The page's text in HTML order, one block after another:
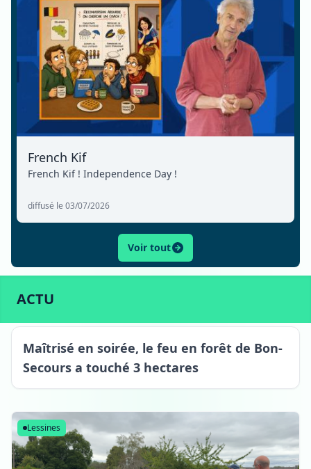
French Kif
French Kif ! Independence Day !
diffusé le 03/07/2026
Voir tout
ACTU
Bon-Secours
Maîtrisé en soirée, le feu en forêt de Bon-
Secours a touché 3 hectares
Lessines